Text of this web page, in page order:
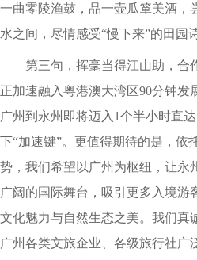
一曲零陵渔鼓，品一壶瓜箪美酒，
水之间，尽情感受“慢下来”的田园
第三句，挥毫当得江山助，合
正加速融入粤港澳大湾区90分钟发
广州到永州即将迈入1个半小时直
下“加速键”。更值得期待的是，依
势，我们希望以广州为枢纽，让永
广阔的国际舞台，吸引更多入境游
文化魅力与自然生态之美。我们真
广州各类文旅企业、各级旅行社广